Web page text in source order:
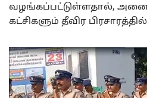
வழங்கப்பட்டுள்ளதால்,
கட்சிகளும் தீவிர பிரசாரத்தில்